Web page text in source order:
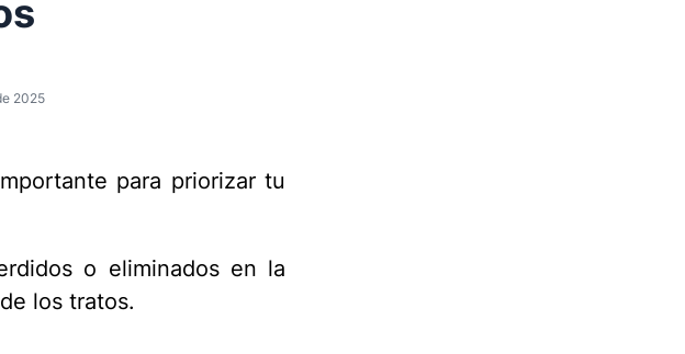
2025
para priorizar tu
o eliminados en la
de los tratos.